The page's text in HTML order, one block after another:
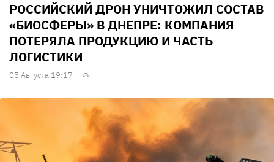
РОССИЙСКИЙ ДРОН УНИЧТОЖИЛ СОСТАВ
«БИОСФЕРЫ» В ДНЕПРЕ: КОМПАНИЯ
ПОТЕРЯЛА ПРОДУКЦИЮ И ЧАСТЬ
ЛОГИСТИКИ
05 Августа 19:17